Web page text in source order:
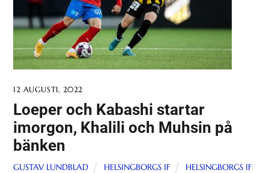
12 AUGUSTI, 2022
Loeper och Kabashi startar
imorgon, Khalili och Muhsin på
bänken
GUSTAV LUNDBLAD HELSINGBORGS IF HELSINGBORGS IF,